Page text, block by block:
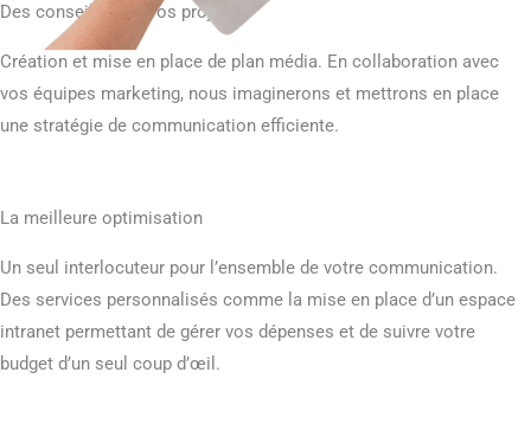
Des conseils pour vos projets
Création et mise en place de plan média. En collaboration avec
vos équipes marketing, nous imaginerons et mettrons en place
une stratégie de communication efficiente.
La meilleure optimisation
Un seul interlocuteur pour l’ensemble de votre communication.
Des services personnalisés comme la mise en place d’un espace
intranet permettant de gérer vos dépenses et de suivre votre
budget d’un seul coup d’œil.